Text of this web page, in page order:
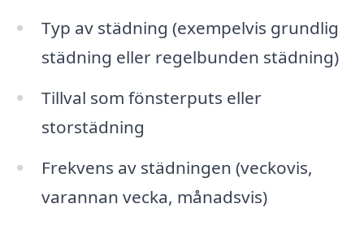
Typ av städning (exempelvis grundlig
städning eller regelbunden städning)
Tillval som fönsterputs eller
storstädning
Frekvens av städningen (veckovis,
varannan vecka, månadsvis)